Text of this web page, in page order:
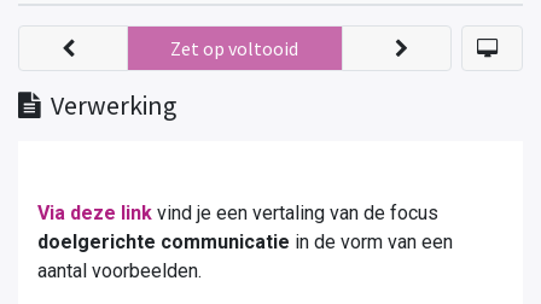
Verwerking
Zet op voltooid
Via deze link vind je een vertaling van de focus
doelgerichte communicatie in de vorm van een
aantal voorbeelden.